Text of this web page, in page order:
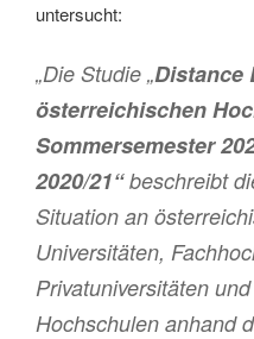
untersucht:
„Die Studie „Distance
österreichischen
Sommersemester
2020/21“beschreibt
Situation an
Universitäten,
Privatuniversitäten
Hochschulen anhand